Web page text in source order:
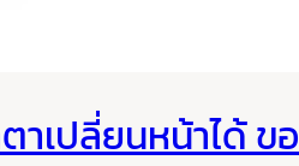
าเปลี่ยนหน้าได้